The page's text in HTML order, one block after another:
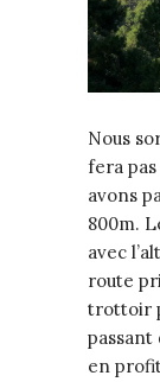
Nous
fera
avons
800m.
avec
route
trottoir
passant
en